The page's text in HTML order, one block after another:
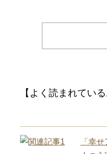
【よく読まれてい
「幸